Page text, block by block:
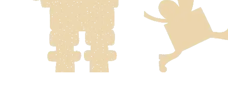
innebär en högre fraktkostnad.
Produkter som omfattas av detta är tydligt märkta, och
frakten för dessa varor visas i kassan.
Fri frakt när du handlar för mer än 1500:-
Du betalar när du hämtar varorna i butiken.